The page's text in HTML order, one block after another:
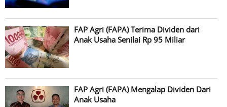
FAP Agri (FAPA) Terima Dividen dari
Anak Usaha Senilai Rp 95 Miliar
FAP Agri (FAPA) Mengalap Dividen Dari
Anak Usaha